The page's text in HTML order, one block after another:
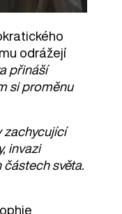
odrážejí
přináší
si proměnu
zachycující
invazi
světa.